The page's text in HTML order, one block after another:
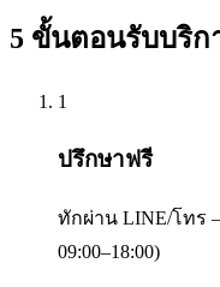
5 ขั้นตอนรับบริก
1
ปรึกษาฟรี
ทักผ่าน LINE/โทร
09:00–18:00)